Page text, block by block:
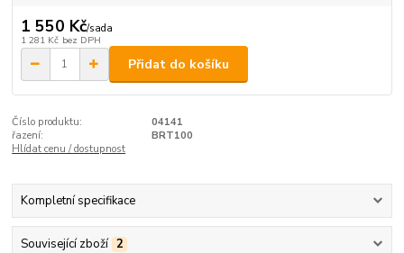
1 550 Kč/sada
1 281 Kč bez DPH
Přidat do košíku
Číslo produktu:
04141
řazení:
BRT100
Hlídat cenu / dostupnost
Kompletní specifikace
Související zboží 2